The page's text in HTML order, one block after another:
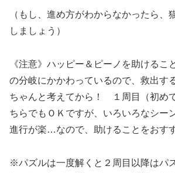
（もし、進め方がわからなかったら、
しましょう）
《注意》ハッピー＆ピーノを助けるこ
の分岐にかかわっているので、救出す
ちゃんと考えてから！ １周目（初め
ちらでもＯＫですが、いろいろなシー
進行が楽…なので、助けることをおす
※パズルは一度解くと２周目以降はパ